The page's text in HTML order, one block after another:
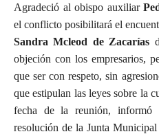
Agradeció al obispo auxiliar
el conflicto posibilitará el
Sandra Mcleod de Zacarías
objeción con los empresarios,
que ser con respeto, sin
que estipulan las leyes sobre la
fecha de la reunión,
resolución de la Junta